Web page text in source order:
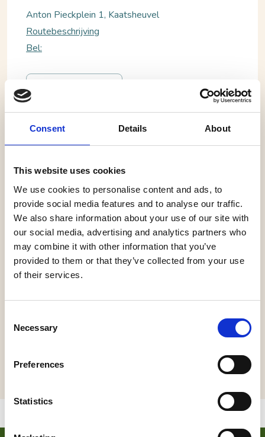
Consent Details About
This website uses cookies
We use cookies to personalise content and ads, to
provide social media features and to analyse our traffic.
We also share information about your use of our site with
our social media, advertising and analytics partners who
may combine it with other information that you’ve
provided to them or that they’ve collected from your use
of their services.
Selection
Necessary
Preferences
Statistics
Kaatsheuvel, Anton Pieckplein
Op zondag 5 juli 2026 draait de kermis in
Kaatsheuvel op volle toeren, en daar gooien de
Buren van de Brandweer nog een schepje bovenop
met Atensjon! Van 14:00 tot 22:00 uur is het Anton
Pieckplein (bij Apotheek De Koning) de plek waar je
moet zijn voor muziek, gezelligheid en een flinke
dosis kermissfeer. We starten om 15:00 uur met
samen één groot feest van. Entree is gratis, dus
stap uit die botsauto, parkeer je suikerspin en kom
Hopelijk tot dan!
Anton Pieckplein 1, Kaatsheuvel
Routebeschrijving
Bel: